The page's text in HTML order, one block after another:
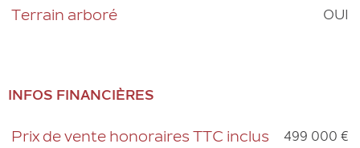
Terrain arboré OUI
INFOS FINANCIÈRES
Caractéristiques Valeurs
Prix de vente honoraires TTC inclus 499 000 €